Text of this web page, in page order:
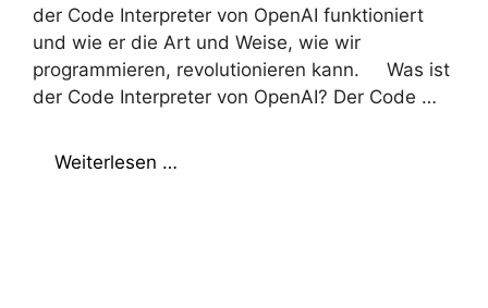
der Code Interpreter von OpenAI funktioniert
und wie er die Art und Weise, wie wir
programmieren, revolutionieren kann. Was ist
der Code Interpreter von OpenAI? Der Code …
Weiterlesen …